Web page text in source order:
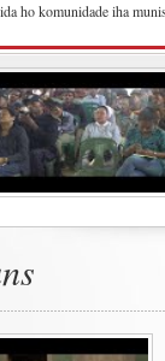
ho komunidade iha